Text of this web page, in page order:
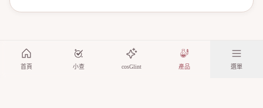
首頁 小查 cosGlint 產品 選單